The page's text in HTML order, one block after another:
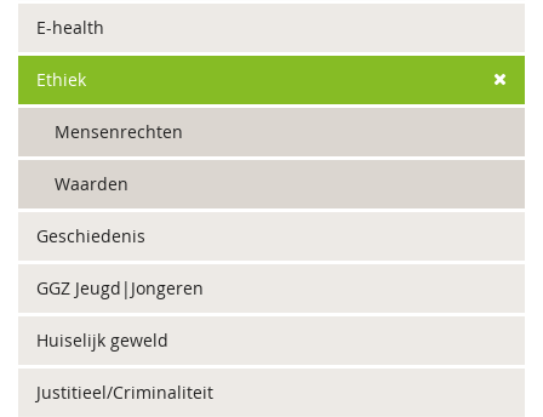
E-health
Ethiek
Mensenrechten
Waarden
Geschiedenis
GGZ Jeugd|Jongeren
Huiselijk geweld
Justitieel/Criminaliteit